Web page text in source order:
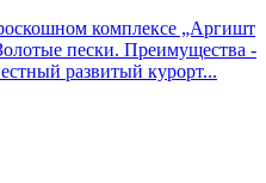
комплексе „Аргишт
пески. Преимущества -
развитый курорт...